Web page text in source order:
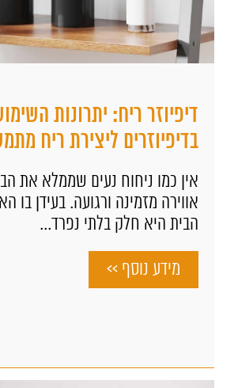
דיפיוזר ריח: יתרונות
בדיפיוזרים ליצירת ריח
אין כמו ניחוח נעים שממלא את
אווירה מזמינה ורגועה. בעידן
הבית היא חלק בלתי נפרד...
מידע נוסף >>